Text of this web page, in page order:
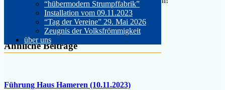
“hübermodern Strumpffabrik”
Installation vom 09.11.2023
“Tag der Vereine” 29. Mai 2026
Zeugnis der Volksfrömmigkeit
über uns
Beitragsnavigation
Kunst – Tage 2026
Flohmarkt mit Schätzen aus der Alten Schmiede
Ähnliche Beiträge
Führung Haus Hameren (10.11.2023)